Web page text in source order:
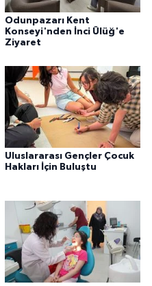
Odunpazarı Kent
Konseyi'nden İnci Ülüğ'e
Ziyaret
Uluslararası Gençler Çocuk
Hakları İçin Buluştu